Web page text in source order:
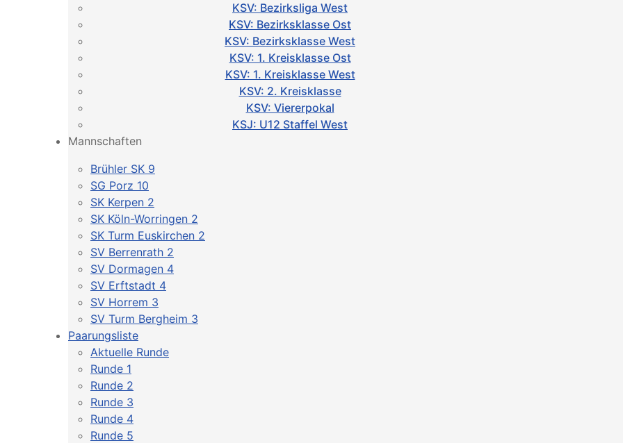
KSV: Bezirksliga West
KSV: Bezirksklasse Ost
KSV: Bezirksklasse West
KSV: 1. Kreisklasse Ost
KSV: 1. Kreisklasse West
KSV: 2. Kreisklasse
KSV: Viererpokal
KSJ: U12 Staffel West
Mannschaften
Brühler SK 9
SG Porz 10
SK Kerpen 2
SK Köln-Worringen 2
SK Turm Euskirchen 2
SV Berrenrath 2
SV Dormagen 4
SV Erftstadt 4
SV Horrem 3
SV Turm Bergheim 3
Paarungsliste
Aktuelle Runde
Runde 1
Runde 2
Runde 3
Runde 4
Runde 5